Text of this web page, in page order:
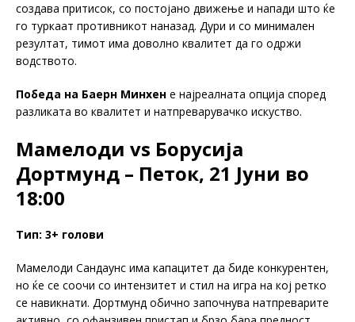
создава притисок, со постојано движење и напади што ќе
го туркаат противникот наназад. Дури и со минимален
резултат, тимот има доволно квалитет да го одржи
водството.
Победа на Баерн Минхен е најреалната опција според
разликата во квалитет и натпреварувачко искуство.
Мамелоди vs Борусија
Дортмунд – Петок, 21 Јуни во
18:00
Тип: 3+ голови
Мамелоди Сандаунс има капацитет да биде конкурентен,
но ќе се соочи со интензитет и стил на игра на кој ретко
се навикнати. Дортмунд обично започнува натпреварите